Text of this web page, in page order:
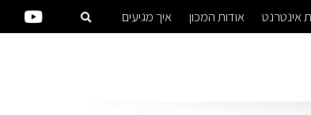
אינטרנט אודות המכון איך מגיעים